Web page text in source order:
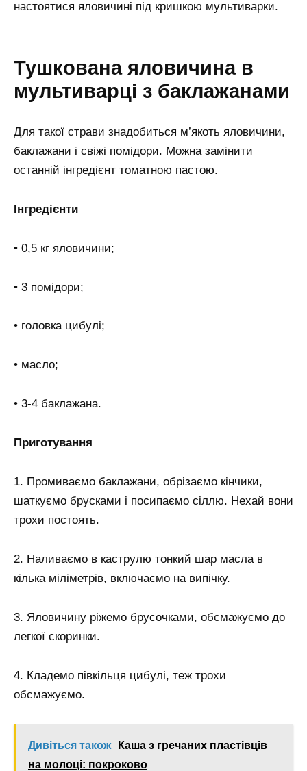
настоятися яловичині під кришкою мультиварки.
Тушкована яловичина в
мультиварці з баклажанами
Для такої страви знадобиться м’якоть яловичини,
баклажани і свіжі помідори. Можна замінити
останній інгредієнт томатною пастою.
Інгредієнти
• 0,5 кг яловичини;
• 3 помідори;
• головка цибулі;
• масло;
• 3-4 баклажана.
Приготування
1. Промиваємо баклажани, обрізаємо кінчики,
шаткуємо брусками і посипаємо сіллю. Нехай вони
трохи постоять.
2. Наливаємо в каструлю тонкий шар масла в
кілька міліметрів, включаємо на випічку.
3. Яловичину ріжемо брусочками, обсмажуємо до
легкої скоринки.
4. Кладемо півкільця цибулі, теж трохи
обсмажуємо.
Дивіться також
Каша з гречаних пластівців
на молоці: покроково